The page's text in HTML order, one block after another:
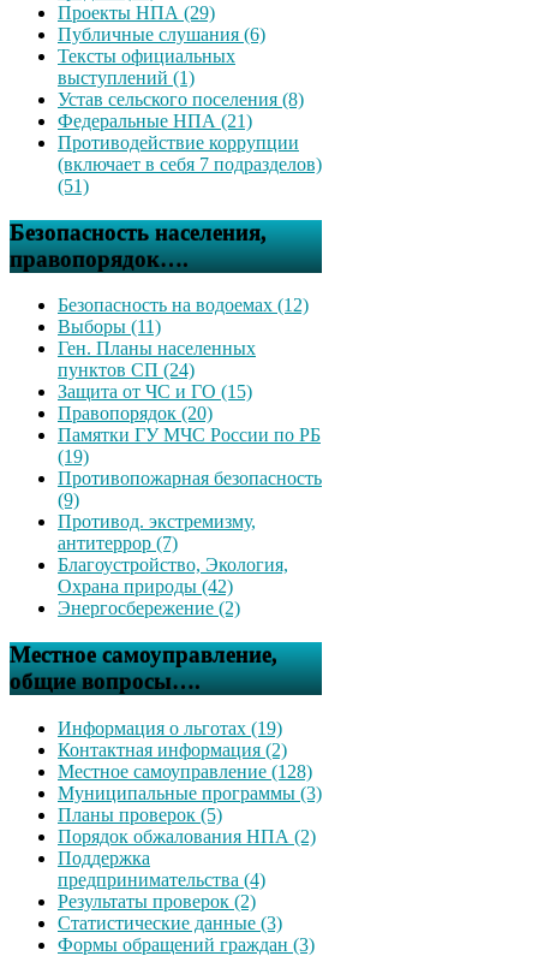
Проекты НПА (29)
Публичные слушания (6)
Тексты официальных
выступлений (1)
Устав сельского поселения (8)
Федеральные НПА (21)
Противодействие коррупции
(включает в себя 7 подразделов)
(51)
Безопасность населения,
правопорядок….
Безопасность на водоемах (12)
Выборы (11)
Ген. Планы населенных
пунктов СП (24)
Защита от ЧС и ГО (15)
Правопорядок (20)
Памятки ГУ МЧС России по РБ
(19)
Противопожарная безопасность
(9)
Противод. экстремизму,
антитеррор (7)
Благоустройство, Экология,
Охрана природы (42)
Энергосбережение (2)
Местное самоуправление,
общие вопросы….
Информация о льготах (19)
Контактная информация (2)
Местное самоуправление (128)
Муниципальные программы (3)
Планы проверок (5)
Порядок обжалования НПА (2)
Поддержка
предпринимательства (4)
Результаты проверок (2)
Статистические данные (3)
Формы обращений граждан (3)